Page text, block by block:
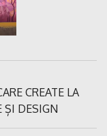
CREATE LA
ȘI DESIGN